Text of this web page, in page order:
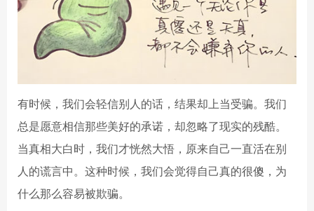
有时候，我们会轻信别人的话，结果却上当受骗。我们
总是愿意相信那些美好的承诺，却忽略了现实的残酷。
当真相大白时，我们才恍然大悟，原来自己一直活在别
人的谎言中。这种时候，我们会觉得自己真的很傻，为
什么那么容易被欺骗。